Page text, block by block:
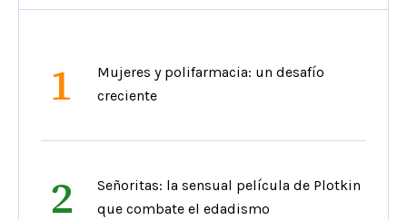
1
Mujeres y polifarmacia: un desafío
creciente
2
Señoritas: la sensual película de Plotkin
que combate el edadismo